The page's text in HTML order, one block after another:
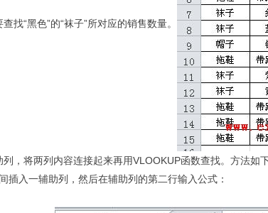
查找“黑色”的“袜子”所对应的销售数量。
，将两列内容连接起来再用VLOOKUP函数查找。方法如
插入一辅助列，然后在辅助列的第二行输入公式：